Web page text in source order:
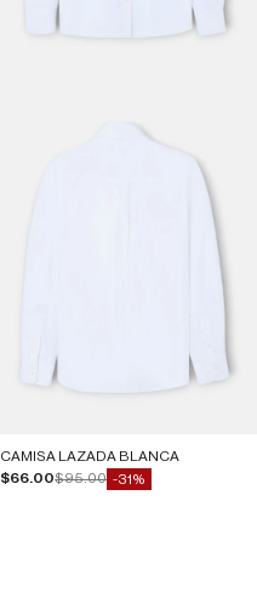
CAMISA LAZADA BLANCA
Precio de oferta
$66.00Precio normal
$95.00 -31%